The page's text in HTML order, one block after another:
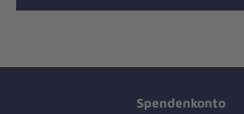
Spendenkonto